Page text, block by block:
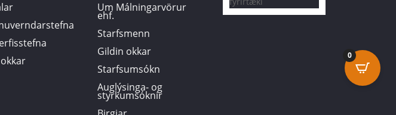
Um Málningarvörur
ehf.
Starfsmenn
Gildin okkar
Starfsumsókn
Auglýsinga- og
styrkumsóknir
0